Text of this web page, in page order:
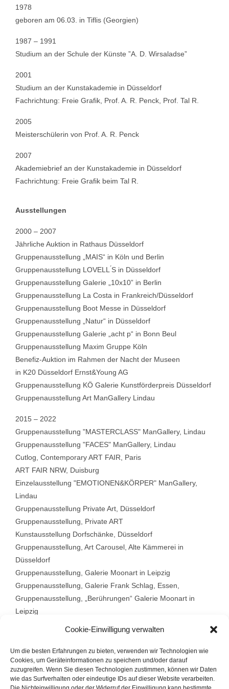
Cookie-Einwilligung verwalten
Um die besten Erfahrungen zu bieten, verwenden wir Technologien wie
Cookies, um Geräteinformationen zu speichern und/oder darauf
zuzugreifen. Wenn Sie diesen Technologien zustimmen, können wir Daten
wie das Surfverhalten oder eindeutige IDs auf dieser Website verarbeiten.
1978
geboren am 06.03. in Tiflis (Georgien)
1987 – 1991
Studium an der Schule der Künste ”A. D. Wirsaladse”
2001
Studium an der Kunstakademie in Düsseldorf
Fachrichtung: Freie Grafik, Prof. A. R. Penck, Prof. Tal R.
2005
Meisterschülerin von Prof. A. R. Penck
2007
Akademiebrief an der Kunstakademie in Düsseldorf
Fachrichtung: Freie Grafik beim Tal R.
Ausstellungen
2000 – 2007
Jährliche Auktion in Rathaus Düsseldorf
Gruppenausstellung „MAIS“ in Köln und Berlin
Gruppenausstellung LOVELL ́S in Düsseldorf
Gruppenausstellung Galerie „10x10” in Berlin
Gruppenausstellung La Costa in Frankreich/Düsseldorf
Gruppenausstellung Boot Messe in Düsseldorf
Gruppenausstellung „Natur“ in Düsseldorf
Gruppenausstellung Galerie „acht p“ in Bonn Beul
Gruppenausstellung Maxim Gruppe Köln
Benefiz-Auktion im Rahmen der Nacht der Museen
in K20 Düsseldorf Ernst&Young AG
Gruppenausstellung KÖ Galerie Kunstförderpreis Düsseldorf
Gruppenausstellung Art ManGallery Lindau
2015 – 2022
Gruppenausstellung "MASTERCLASS" ManGallery, Lindau
Gruppenausstellung "FACES" ManGallery, Lindau
Cutlog, Contemporary ART FAIR, Paris
ART FAIR NRW, Duisburg
Einzelausstellung "EMOTIONEN&KÖRPER" ManGallery,
Lindau
Gruppenausstellung Private Art, Düsseldorf
Gruppenausstellung, Private ART
Kunstausstellung Dorfschänke, Düsseldorf
Gruppenausstellung, Art Carousel, Alte Kämmerei in
Düsseldorf
Gruppenausstellung, Galerie Moonart in Leipzig
Gruppenausstellung, Galerie Frank Schlag, Essen,
Gruppenausstellung, „Berührungen“ Galerie Moonart in
Leipzig
Galerie Lachemann Art in Frankfurt am Main
Gruppenausstellung, Shapeshift in Düsseldorf
Gruppenausstellung, „TOGETHER / A LESSON WITH